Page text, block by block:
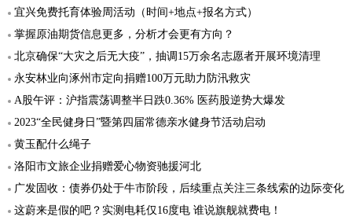
宜兴免费托育体验周活动（时间+地点+报名方式）
掌握原油期货信息更多，分析才会更有方向？
北京确保“大灾之后无大疫”，抽调15万余名志愿者开展环境清理
永安林业向涿州市定向捐赠100万元助力防汛救灾
A股午评：沪指震荡调整半日跌0.36% 医药股逆势大爆发
2023“全民健身日”暨第四届常德亲水健身节活动启动
黄玉配什么绳子
洛阳市文旅企业捐赠爱心物资驰援河北
广发固收：债券仍处于牛市阶段，后续重点关注三条线索的边际变化
这蔚来是假的吧？实测电耗仅16度电 谁说旗舰就费电！